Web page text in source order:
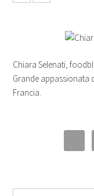
Chiara Selenati,
Grande appassionata
Francia.